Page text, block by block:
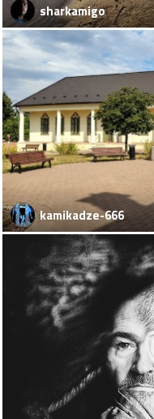
sharkamigo
kamikadze-666